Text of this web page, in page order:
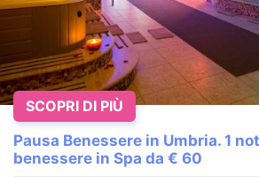
Pausa Benessere in Umbria. 1
benessere in Spa da € 60
SCOPRI DI PIÙ